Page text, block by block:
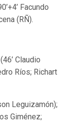
Facundo
(RÑ).
Claudio
Ríos; Richart
Leguizamón);
Giménez;